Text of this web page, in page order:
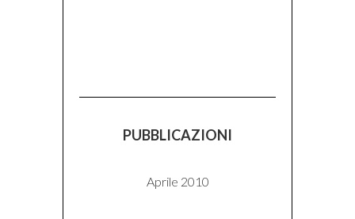
PUBBLICAZIONI
Aprile 2010